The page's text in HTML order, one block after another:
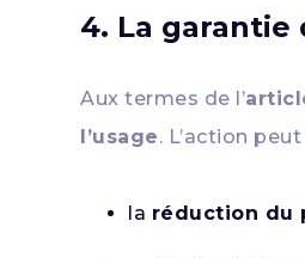
4. La garantie
Aux termes de l’
l’usage. L’action
la réduction du